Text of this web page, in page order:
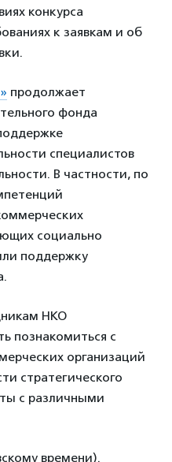
конкурса
к заявкам и об
продолжает
фонда
специалистов
В частности, по
социально
поддержку
НКО
познакомиться с
организаций
стратегического
с различными
времени).